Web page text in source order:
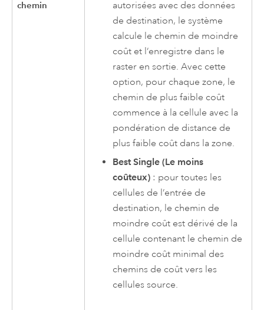
chemin
autorisées avec des données
de destination, le système
calcule le chemin de moindre
coût et l’enregistre dans le
raster en sortie. Avec cette
option, pour chaque zone, le
chemin de plus faible coût
commence à la cellule avec la
pondération de distance de
plus faible coût dans la zone.
Best Single (Le moins
coûteux) : pour toutes les
cellules de l’entrée de
destination, le chemin de
moindre coût est dérivé de la
cellule contenant le chemin de
moindre coût minimal des
chemins de coût vers les
cellules source.